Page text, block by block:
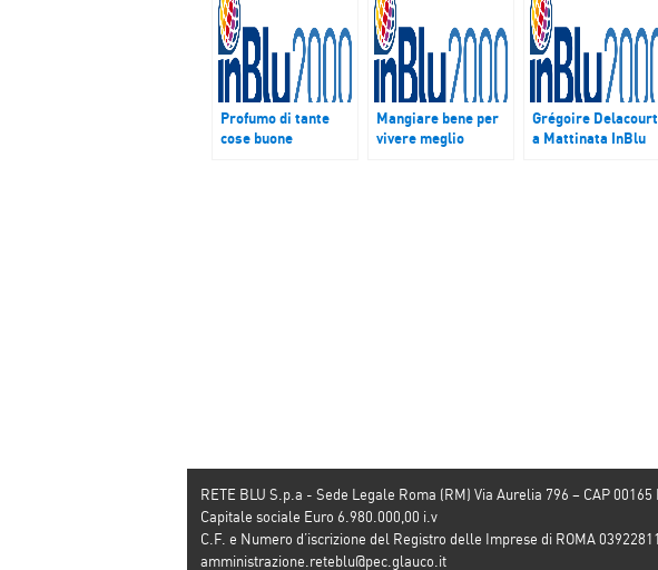
Profumo di tante
cose buone
Mangiare bene per
vivere meglio
Grégoire Delacourt
a Mattinata InBlu
RETE BLU S.p.a - Sede Legale Roma (RM) Via Aurelia 796 – CAP 00165
Capitale sociale Euro 6.980.000,00 i.v
C.F. e Numero d’iscrizione del Registro delle Imprese di ROMA
amministrazione.reteblu@pec.glauco.it